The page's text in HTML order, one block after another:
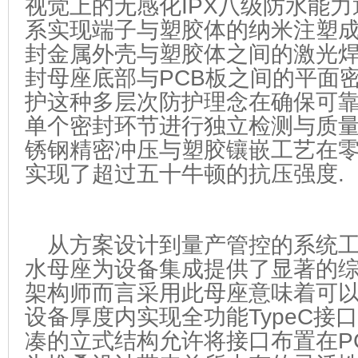
视觉上的无感化IPX八级防水能
系实现端子与塑胶体的纳米注塑
封金属外壳与塑胶体之间的激光
封母座底部与PCB板之间的平面
护这种多层次防护理念在确保可
单个密封环节进行独立检测与质
锈钢精密冲压与塑胶镶嵌工艺在
实现了超过五十牛顿的抗压强度.
从方案设计到量产管控的系统
水母座为设备集成提供了显著的
架构师而言采用此母座意味着可
设备厚度内实现全功能TypeC接
凑的立式结构允许将接口布置在